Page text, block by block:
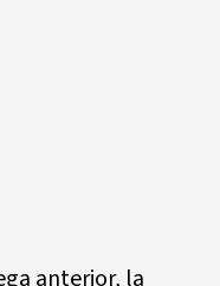
anterior, la